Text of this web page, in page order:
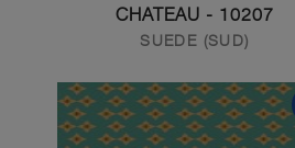
10207 - CHATEAU
SUEDE (SUD)